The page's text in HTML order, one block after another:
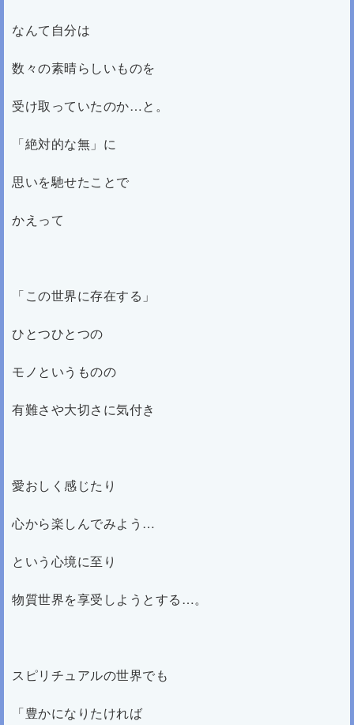
なんて自分は
数々の素晴らしいものを
受け取っていたのか…と。
「絶対的な無」に
思いを馳せたことで
かえって
「この世界に存在する」
ひとつひとつの
モノというものの
有難さや大切さに気付き
愛おしく感じたり
心から楽しんでみよう…
という心境に至り
物質世界を享受しようとする…。
スピリチュアルの世界でも
「豊かになりたければ